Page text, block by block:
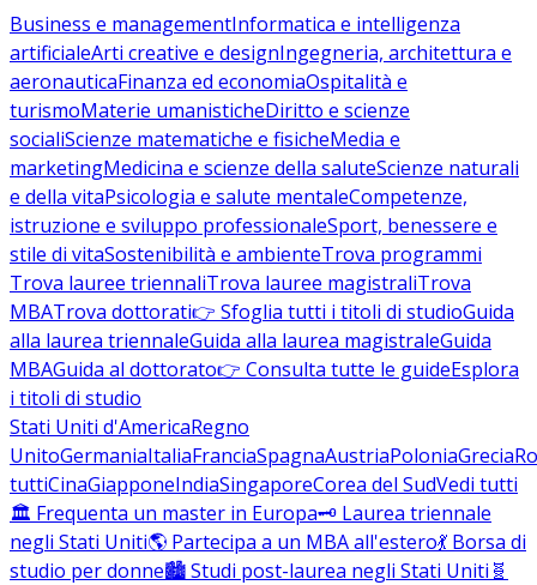
Business e managementInformatica e intelligenza
artificialeArti creative e designIngegneria, architettura e
aeronauticaFinanza ed economiaOspitalità e
turismoMaterie umanisticheDiritto e scienze
socialiScienze matematiche e fisicheMedia e
marketingMedicina e scienze della saluteScienze naturali
e della vitaPsicologia e salute mentaleCompetenze,
istruzione e sviluppo professionaleSport, benessere e
stile di vitaSostenibilità e ambienteTrova programmi
Trova lauree triennaliTrova lauree magistraliTrova
MBATrova dottorati👉 Sfoglia tutti i titoli di studioGuida
alla laurea triennaleGuida alla laurea magistraleGuida
MBAGuida al dottorato👉 Consulta tutte le guideEsplora
i titoli di studio
Stati Uniti d'AmericaRegno
UnitoGermaniaItaliaFranciaSpagnaAustriaPoloniaGrecia
tuttiCinaGiapponeIndiaSingaporeCorea del SudVedi tutti
🏛️ Frequenta un master in Europa🗝️ Laurea triennale
negli Stati Uniti🌎 Partecipa a un MBA all'estero💃 Borsa di
studio per donne🏙️ Studi post-laurea negli Stati Uniti 🧬